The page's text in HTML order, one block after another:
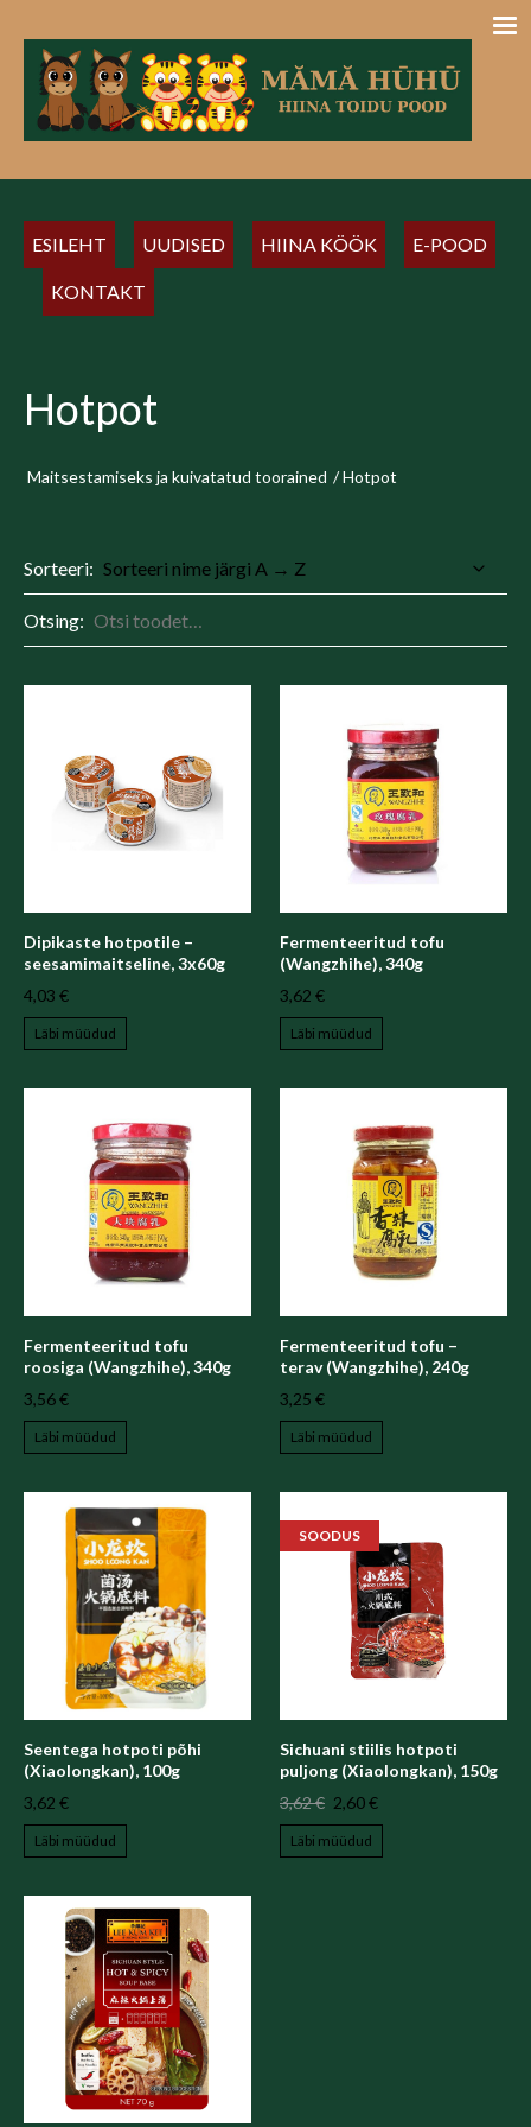
ESILEHT UUDISED HIINA KÖÖK E-POOD
KONTAKT
Hotpot
Maitsestamiseks ja kuivatatud toorained /Hotpot
Sorteeri:
Otsing:
Dipikaste hotpotile –
seesamimaitseline, 3x60g
4,03 €
Läbi müüdud
Fermenteeritud tofu
(Wangzhihe), 340g
3,62 €
Läbi müüdud
Fermenteeritud tofu
roosiga (Wangzhihe), 340g
3,56 €
Läbi müüdud
Fermenteeritud tofu –
terav (Wangzhihe), 240g
3,25 €
Läbi müüdud
Seentega hotpoti põhi
(Xiaolongkan), 100g
3,62 €
Läbi müüdud
SOODUS
Sichuani stiilis hotpoti
puljong (Xiaolongkan), 150g
3,62 € 2,60 €
Läbi müüdud